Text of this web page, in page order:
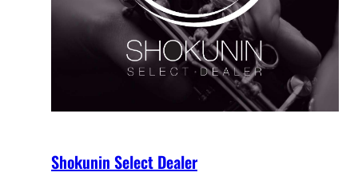
Shokunin Select Dealer